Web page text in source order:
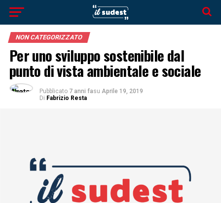
NON CATEGORIZZATO
Per uno sviluppo sostenibile dal
punto di vista ambientale e sociale
Pubblicato 7 anni fasu Aprile 19, 2019
Di Fabrizio Resta